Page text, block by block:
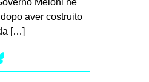
Fb
Meloni ne
aver costruito
[…]